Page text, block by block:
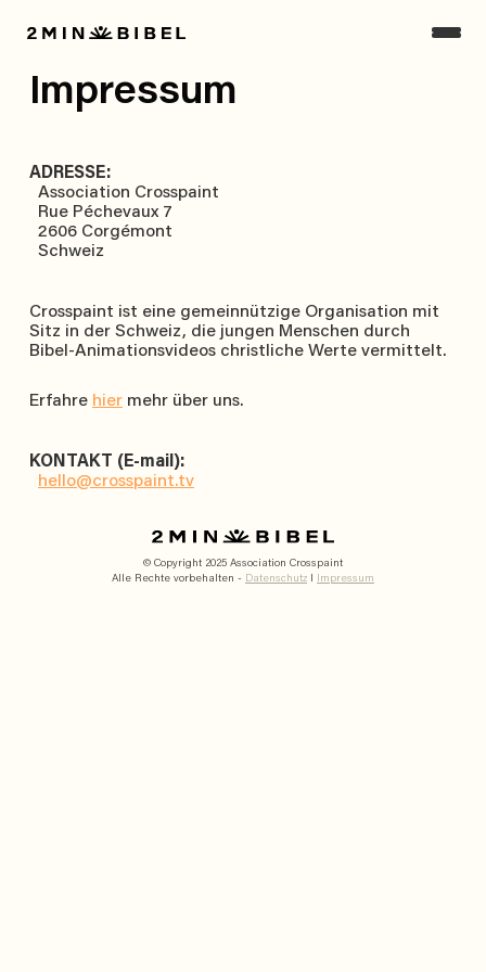
Impressum
ADRESSE:
Association Crosspaint
Rue Péchevaux 7
2606 Corgémont
Schweiz
Crosspaint ist eine gemeinnützige Organisation mit
Sitz in der Schweiz, die jungen Menschen durch
Bibel-Animationsvideos christliche Werte vermittelt.
Erfahre hier mehr über uns.
KONTAKT (E-mail):
hello@crosspaint.tv
© Copyright 2025 Association Crosspaint
Alle Rechte vorbehalten - Datenschutz I Impressum